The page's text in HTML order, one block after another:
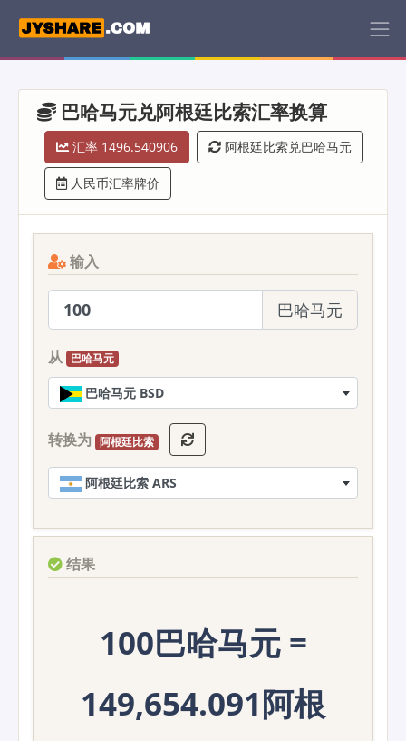
巴哈马元兑阿根廷比索汇率换算
汇率 1496.540906 阿根廷比索兑巴哈马元
人民币汇率牌价
输入
巴哈马元
从 巴哈马元
巴哈马元 BSD
转换为 阿根廷比索
阿根廷比索 ARS
结果
100巴哈马元 =
149,654.091阿根